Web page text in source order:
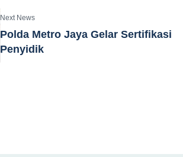
Next News
Polda Metro Jaya Gelar Sertifikasi
Penyidik